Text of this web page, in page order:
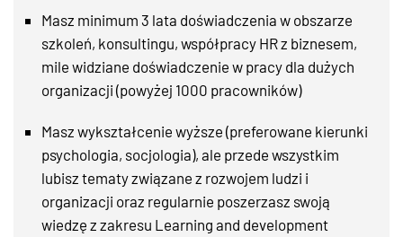
Masz minimum 3 lata doświadczenia w obszarze
szkoleń, konsultingu, współpracy HR z biznesem,
mile widziane doświadczenie w pracy dla dużych
organizacji (powyżej 1000 pracowników)
Masz wykształcenie wyższe (preferowane kierunki
psychologia, socjologia), ale przede wszystkim
lubisz tematy związane z rozwojem ludzi i
organizacji oraz regularnie poszerzasz swoją
wiedzę z zakresu Learning and development